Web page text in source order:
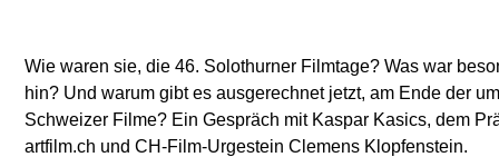
Wie waren sie, die 46. Solothurner Filmtage? Was war
hin? Und warum gibt es ausgerechnet jetzt, am Ende der
Schweizer Filme? Ein Gespräch mit Kaspar Kasics, dem
artfilm.ch und CH-Film-Urgestein Clemens Klopfenstein.